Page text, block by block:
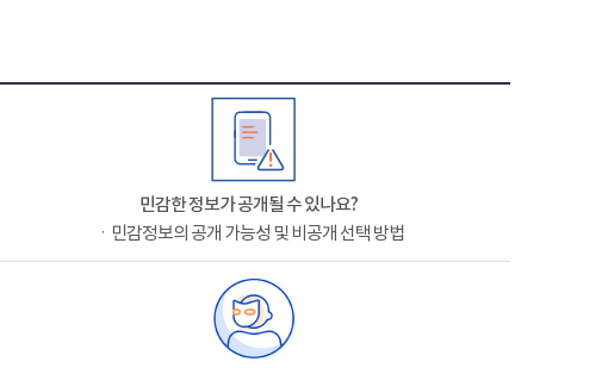
민감한 정보가 공개될 수 있나요?
ㆍ민감정보의 공개 가능성 및 비공개 선택 방법